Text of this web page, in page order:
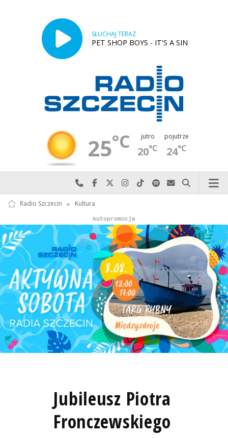
SŁUCHAJ TERAZ
PET SHOP BOYS - IT'S A SIN
25°C jutro
20°C
pojutrze
24°C
Najlepiej po prostu do nas zadzwoń
Odwiedź nas na Facebook-u
Odwiedź nas na X
Odwiedź nas na Instagram-ie
Odwiedź nas na TikTok-u
Szukaj nas na Spotify
Wyślij do nas
Szukaj
Radio Szczecin » Kultura
Autopromocja
Autopromocja
Jubileusz Piotra
Fronczewskiego